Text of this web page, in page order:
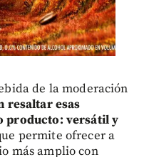
de la moderación
resaltar esas
producto: versátil y
permite ofrecer a
más amplio con